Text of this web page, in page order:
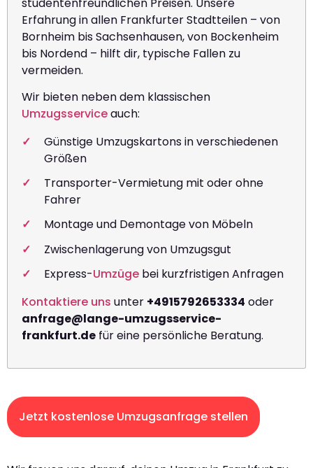
Erfahrung in allen Frankfurter Stadtteilen – von
Bornheim bis Sachsenhausen, von Bockenheim
bis Nordend – hilft dir, typische Fallen zu
vermeiden.
Wir bieten neben dem klassischen
Umzugsserviceauch:
Günstige Umzugskartons in verschiedenen
Größen
Transporter-Vermietung mit oder ohne
Fahrer
Montage und Demontage von Möbeln
Zwischenlagerung von Umzugsgut
Express-Umzüge bei kurzfristigen Anfragen
Kontaktiere uns unter +4915792653334 oder
anfrage@lange-umzugsservice-
frankfurt.de für eine persönliche Beratung.
Jetzt kostenlose Umzugsanfrage stellen